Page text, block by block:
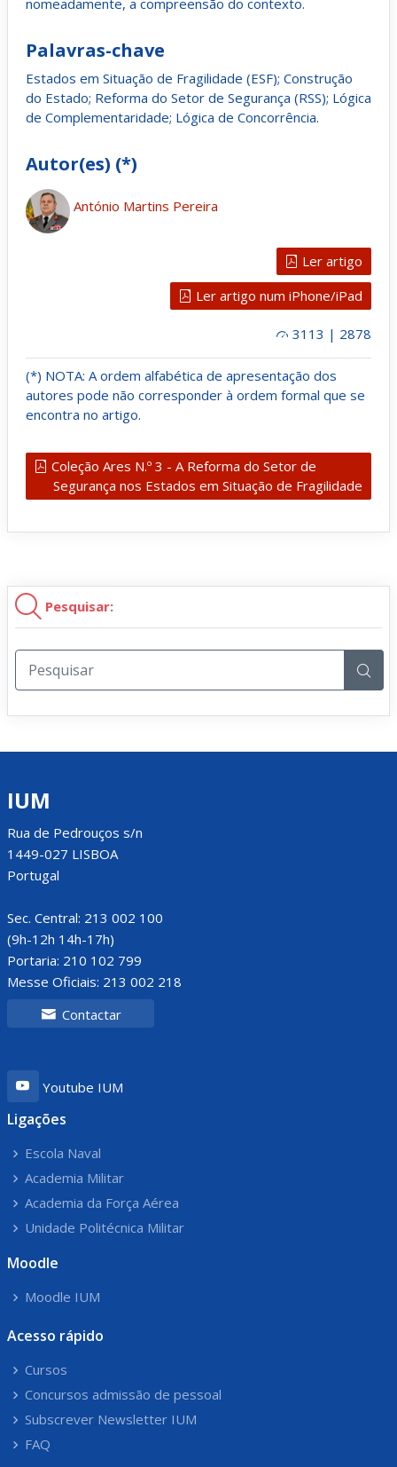
Palavras-chave
Estados em Situação de Fragilidade (ESF); Construção
do Estado; Reforma do Setor de Segurança (RSS); Lógica
de Complementaridade; Lógica de Concorrência.
Autor(es) (*)
António Martins Pereira
Ler artigo
Ler artigo num iPhone/iPad
3113 | 2878
(*) NOTA: A ordem alfabética de apresentação dos
autores pode não corresponder à ordem formal que se
encontra no artigo.
Coleção Ares N.º 3 - A Reforma do Setor de
Segurança nos Estados em Situação de Fragilidade
Pesquisar:
IUM
Rua de Pedrouços s/n
1449-027 LISBOA
Portugal
Sec. Central: 213 002 100
(9h-12h 14h-17h)
Portaria: 210 102 799
Messe Oficiais: 213 002 218
Contactar
Youtube IUM
Ligações
Escola Naval
Academia Militar
Academia da Força Aérea
Unidade Politécnica Militar
Moodle
Moodle IUM
Acesso rápido
Cursos
Concursos admissão de pessoal
Subscrever Newsletter IUM
FAQ